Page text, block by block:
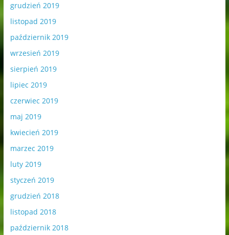
grudzień 2019
listopad 2019
październik 2019
wrzesień 2019
sierpień 2019
lipiec 2019
czerwiec 2019
maj 2019
kwiecień 2019
marzec 2019
luty 2019
styczeń 2019
grudzień 2018
listopad 2018
październik 2018